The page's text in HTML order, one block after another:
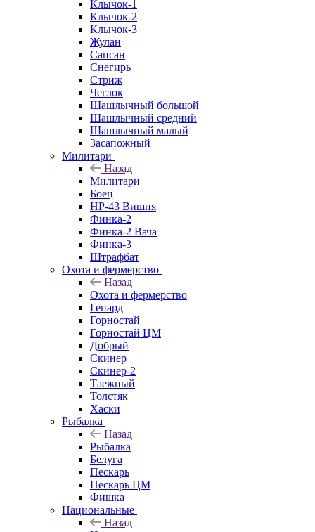
Клычок-1
Клычок-2
Клычок-3
Жулан
Сапсан
Снегирь
Стриж
Чеглок
Шашлычный большой
Шашлычный средний
Шашлычный малый
Засапожный
Милитари
Назад
Милитари
Боец
НР-43 Вишня
Финка-2
Финка-2 Вача
Финка-3
Штрафбат
Охота и фермерство
Назад
Охота и фермерство
Гепард
Горностай
Горностай ЦМ
Добрый
Скинер
Скинер-2
Таежный
Толстяк
Хаски
Рыбалка
Назад
Рыбалка
Белуга
Пескарь
Пескарь ЦМ
Фишка
Национальные
Назад